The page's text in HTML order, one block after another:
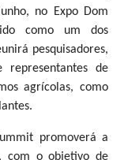
no Expo Dom
como um dos
pesquisadores,
representantes de
agrícolas, como
promoverá a
com o objetivo de